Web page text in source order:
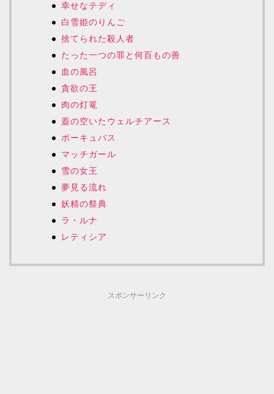
幸せなテディ
白雪姫のりんご
捨てられた殺人者
たった一つの罪と何百もの善
血の風呂
貪欲の王
肉の灯篭
蓋の空いたウェルチアース
ポーキュバス
マッチガール
雪の女王
夢見る流れ
妖精の祭典
ラ・ルナ
レティシア
スポンサーリンク